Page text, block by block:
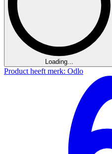
Loading...
Product heeft merk: Odlo